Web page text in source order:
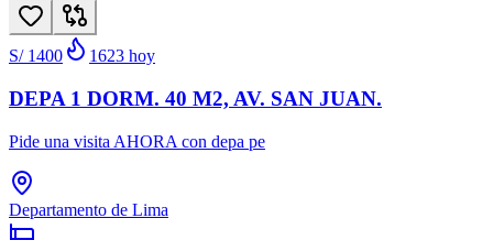
S/ 1400 1623 hoy
DEPA 1 DORM. 40 M2, AV. SAN JUAN.
Pide una visita AHORA con depa pe
Departamento de Lima